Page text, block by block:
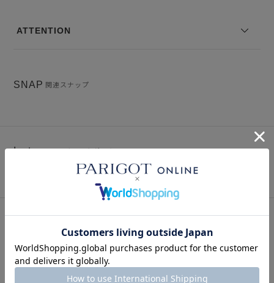
ATTENTION
SNAP 関連スナップ
Instagram インスタグラム
このアイテムを見た人はこの商品もチェックしています